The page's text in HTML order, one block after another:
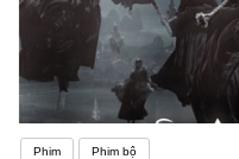
Phim Phim bộ